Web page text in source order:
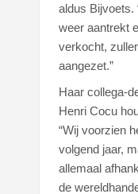
aldus Bijvoets.
weer aantrekt
verkocht,
aangezet.”
Haar collega-
Henri Cocu
“Wij voorzien
volgend jaar,
allemaal
de